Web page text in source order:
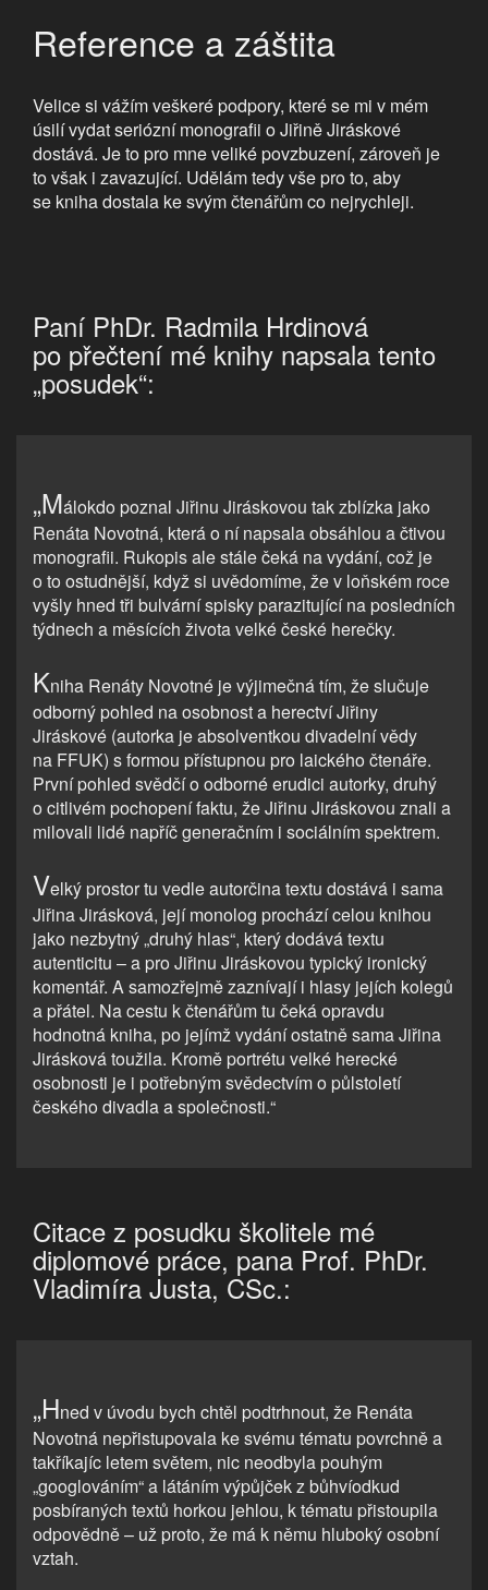
Reference a záštita
Velice si vážím veškeré podpory, které se mi v mém
úsilí vydat seriózní monografii o Jiřině Jiráskové
dostává. Je to pro mne veliké povzbuzení, zároveň je
to však i zavazující. Udělám tedy vše pro to, aby
se kniha dostala ke svým čtenářům co nejrychleji.
Paní PhDr. Radmila Hrdinová
po přečtení mé knihy napsala tento
„posudek“:
„Málokdo poznal Jiřinu Jiráskovou tak zblízka jako
Renáta Novotná, která o ní napsala obsáhlou a čtivou
monografii. Rukopis ale stále čeká na vydání, což je
o to ostudnější, když si uvědomíme, že v loňském roce
vyšly hned tři bulvární spisky parazitující na posledních
týdnech a měsících života velké české herečky.
Kniha Renáty Novotné je výjimečná tím, že slučuje
odborný pohled na osobnost a herectví Jiřiny
Jiráskové (autorka je absolventkou divadelní vědy
na FFUK) s formou přístupnou pro laického čtenáře.
První pohled svědčí o odborné erudici autorky, druhý
o citlivém pochopení faktu, že Jiřinu Jiráskovou znali a
milovali lidé napříč generačním i sociálním spektrem.
Velký prostor tu vedle autorčina textu dostává i sama
Jiřina Jirásková, její monolog prochází celou knihou
jako nezbytný „druhý hlas“, který dodává textu
autenticitu – a pro Jiřinu Jiráskovou typický ironický
komentář. A samozřejmě zaznívají i hlasy jejích kolegů
a přátel. Na cestu k čtenářům tu čeká opravdu
hodnotná kniha, po jejímž vydání ostatně sama Jiřina
Jirásková toužila. Kromě portrétu velké herecké
osobnosti je i potřebným svědectvím o půlstoletí
českého divadla a společnosti.“
Citace z posudku školitele mé
diplomové práce, pana Prof. PhDr.
Vladimíra Justa, CSc.:
„Hned v úvodu bych chtěl podtrhnout, že Renáta
Novotná nepřistupovala ke svému tématu povrchně a
takříkajíc letem světem, nic neodbyla pouhým
„googlováním“ a látáním výpůjček z bůhvíodkud
posbíraných textů horkou jehlou, k tématu přistoupila
odpovědně – už proto, že má k němu hluboký osobní
vztah.